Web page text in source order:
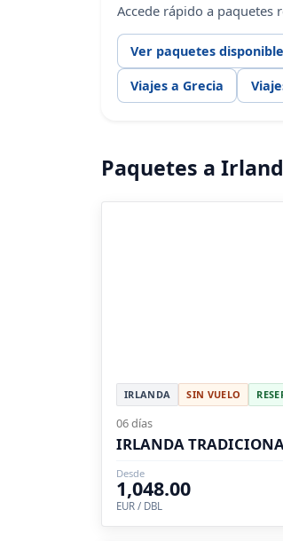
Accede rápido a paquetes
Ver paquetes
Viajes a Grecia
Paquetes a
IRLANDA SIN VUELO
06 días
IRLANDA
Desde
1,048.00
EUR / DBL